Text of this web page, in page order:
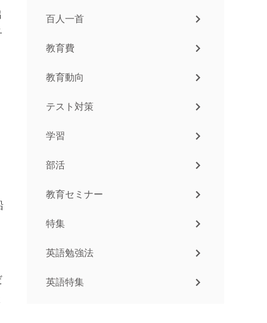
百人一首
教育費
教育動向
テスト対策
学習
部活
教育セミナー
特集
英語勉強法
英語特集